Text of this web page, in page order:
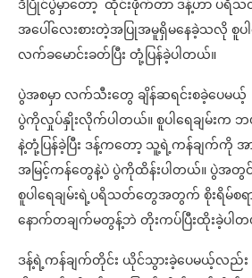
ဒီပြိုင်ပွဲမှာတော့ ထိုင်းဖိုက်တာ ဒန့်ဟာ ပရိ
အပေါ်လေးစားတဲ့အပြုအမူရှိမနေခဲ့သလို စူပ
လက်ခမောင်းခတ်ပြီး တုံ့ပြန်ခဲ့ပါတယ်။
ပွဲအစမှာ လက်သီးတွေ ချိန်ဆရင်းစခဲ့ပေမ
ပွဲကိုလှုပ်နှိုးလိုက်ပါတယ်။ စူပါရေချမ်းက
နဲ့တုံ့ပြန်ခဲ့ပြီး ဒန့်ကတော့ သူ့ရဲ့ကန်ချက်ကို
အမြင့်ကန်တွေနဲ့ပဲ ပွဲကိုထိန်းပါတယ်။ ပွဲအတွ
စူပါရေချမ်းရဲ့ပရိသတ်တွေအတွက် စိုးရိမ်စ
နောက်တချက်မတွန့်ဘဲ တိုးကပ်ပြီးထိုးခဲ့ပါ
ဒန့်ရဲ့ကန်ချက်တိုင်း ယိုင်သွားခဲ့ပေမယ့်လည်း